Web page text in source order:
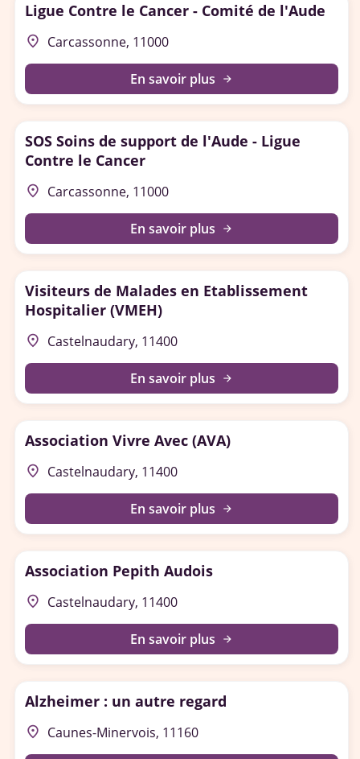
Ligue Contre le Cancer - Comité de l'Aude
place Carcassonne, 11000
En savoir plus arrow_forward
SOS Soins de support de l'Aude - Ligue
Contre le Cancer
place Carcassonne, 11000
En savoir plus arrow_forward
Visiteurs de Malades en Etablissement
Hospitalier (VMEH)
place Castelnaudary, 11400
En savoir plus arrow_forward
Association Vivre Avec (AVA)
place Castelnaudary, 11400
En savoir plus arrow_forward
Association Pepith Audois
place Castelnaudary, 11400
En savoir plus arrow_forward
Alzheimer : un autre regard
place Caunes-Minervois, 11160